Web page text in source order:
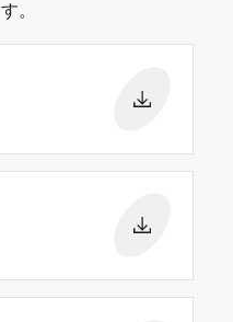
。